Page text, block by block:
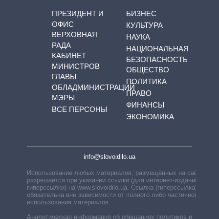
ПРЕЗИДЕНТ И
ОФИС
ВЕРХОВНАЯ
РАДА
КАБИНЕТ
МИНИСТРОВ
ГЛАВЫ
ОБЛАДМИНИСТРАЦИЙ
МЭРЫ
ВСЕ ПЕРСОНЫ
БИЗНЕС
КУЛЬТУРА
НАУКА
НАЦИОНАЛЬНАЯ
БЕЗОПАСНОСТЬ
ОБЩЕСТВО
ПОЛИТИКА
ПРАВО
ФИНАНСЫ
ЭКОНОМИКА
info@slovoidilo.ua
Использование любых материалов, размещённых на сайте,
разрешается при указании ссылки (для интернет-изданий —
гиперссылки) на www.slovoidilo.ua. Ссылка (гиперссылка)
обязательна вне зависимости от полного либо частичного
использования материалов.
Аналитическая информация об обещаниях политиков и